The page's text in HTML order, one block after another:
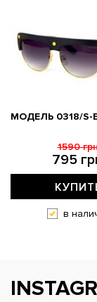
МОДЕЛЬ 0318/S-
795
1590
в